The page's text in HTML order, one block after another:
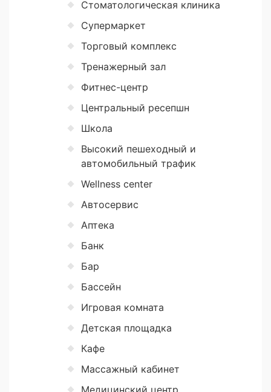
Стоматологическая клиника
Супермаркет
Торговый комплекс
Тренажерный зал
Фитнес-центр
Центральный ресепшн
Школа
Высокий пешеходный и
автомобильный трафик
Wellness center
Автосервис
Аптека
Банк
Бар
Бассейн
Игровая комната
Детская площадка
Кафе
Массажный кабинет
Медицинский центр